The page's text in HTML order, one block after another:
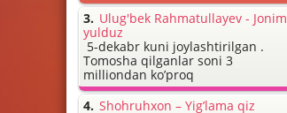
Ulug'bek Rahmatullayev - Jonim
yulduz
5-dekabr kuni joylashtirilgan .
Tomosha qilganlar soni 3
milliondan ko’proq
Shohruhxon – Yig’lama qiz